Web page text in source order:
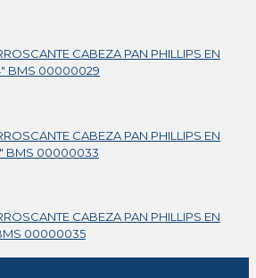
CABEZA PAN PHILLIPS EN
BMS 00000029
CABEZA PAN PHILLIPS EN
BMS 00000033
CABEZA PAN PHILLIPS EN
00000035